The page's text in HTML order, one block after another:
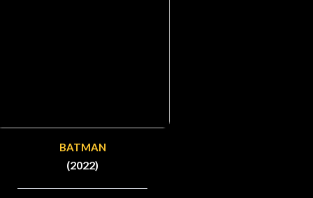
BATMAN
(2022)